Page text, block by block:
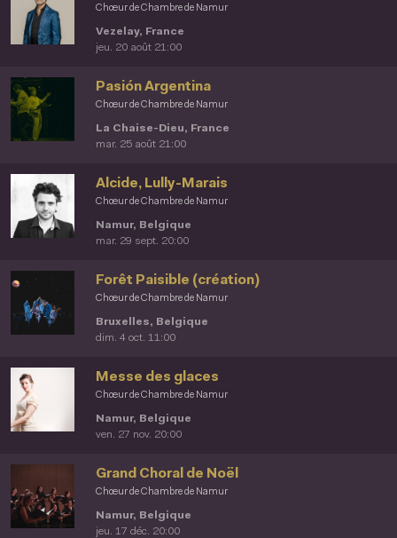
Chœur de Chambre de Namur
Vezelay, France
jeu. 20 août 21:00
Chœur de Chambre de Namur
Pasión Argentina
La Chaise-Dieu, France
mar. 25 août 21:00
Chœur de Chambre de Namur
Alcide, Lully-Marais
Namur, Belgique
mar. 29 sept. 20:00
Chœur de Chambre de Namur
Forêt Paisible (création)
Bruxelles, Belgique
dim. 4 oct. 11:00
Chœur de Chambre de Namur
Messe des glaces
Namur, Belgique
ven. 27 nov. 20:00
Chœur de Chambre de Namur
Grand Choral de Noël
Namur, Belgique
jeu. 17 déc. 20:00